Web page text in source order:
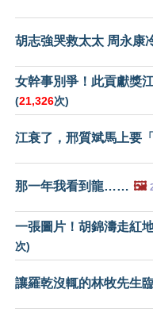
胡志強哭救太太 周永康
女幹事別爭！此貢獻獎
(21,326次)
江衰了，邢質斌馬上要「
那一年我看到龍…… 🖼️
一張圖片！胡錦濤走紅
次)
讓羅乾沒輒的林牧先生